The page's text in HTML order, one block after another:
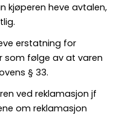
kjøperen heve avtalen,
erstatning for
som følge av at varen
§ 33.
ved reklamasjon jf
om reklamasjon